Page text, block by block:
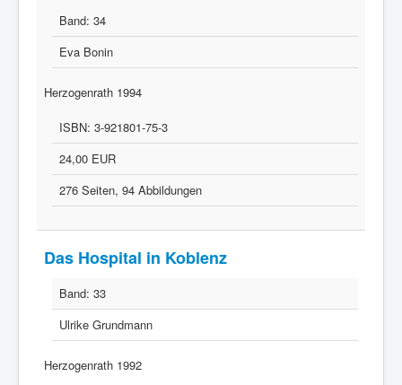
Band: 34
Eva Bonin
Herzogenrath 1994
ISBN: 3-921801-75-3
24,00 EUR
276 Seiten, 94 Abbildungen
Das Hospital in Koblenz
Band: 33
Ulrike Grundmann
Herzogenrath 1992